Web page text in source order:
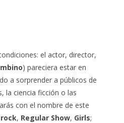
el actor, director,
) pareciera estar en
a sorprender a públicos de
la ciencia ficción o las
con el nombre de este
, Regular Show, Girls;